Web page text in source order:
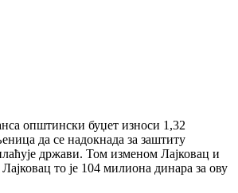
општински буџет износи 1,32
да се надокнада за заштиту
држави. Том изменом Лајковац и
то је 104 милиона динара за ову